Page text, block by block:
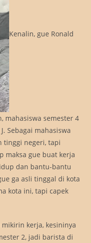
Kenalin, gue Ronald
mahasiswa semester 4
Sebagai mahasiswa
tinggi negeri, tapi
maksa gue buat kerja
dan bantu-bantu
ga asli tinggal di kota
kota ini, tapi capek
kerja, kesininya
2, jadi barista di